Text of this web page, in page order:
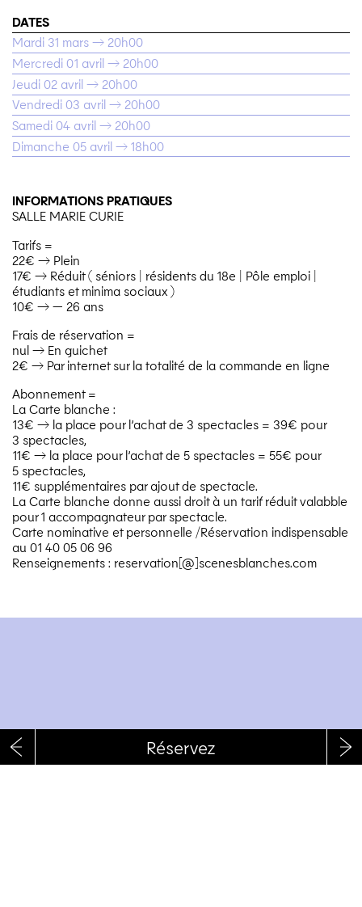
DATES
Mardi 31 mars → 20h00
Mercredi 01 avril → 20h00
Jeudi 02 avril → 20h00
Vendredi 03 avril → 20h00
Samedi 04 avril → 20h00
Dimanche 05 avril → 18h00
INFORMATIONS PRATIQUES
SALLE MARIE CURIE
Tarifs =
22€ → Plein
17€ → Réduit ( séniors | résidents du 18e | Pôle emploi |
étudiants et minima sociaux )
10€ → — 26 ans
Frais de réservation =
nul → En guichet
2€ → Par internet sur la totalité de la commande en ligne
Abonnement =
La Carte blanche :
13€ → la place pour l’achat de 3 spectacles = 39€ pour
3 spectacles,
11€ → la place pour l’achat de 5 spectacles = 55€ pour
5 spectacles,
11€ supplémentaires par ajout de spectacle.
La Carte blanche donne aussi droit à un tarif réduit valabble
pour 1 accompagnateur par spectacle.
Carte nominative et personnelle /​Réservation indispensable
au 01 40 05 06 96
Renseignements : reservation[@]scenesblanches.com